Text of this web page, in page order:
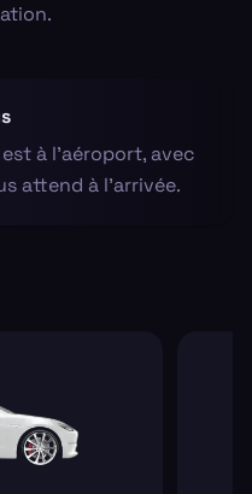
à l'aéroport, avec
attend à l'arrivée.